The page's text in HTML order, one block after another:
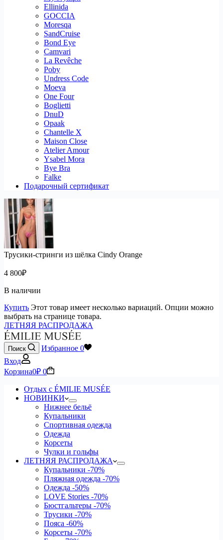
Ellinida
GOCCIA
Moresqa
SandCruise
Bond Eye
Camvari
La Revêche
Poby
Undress Code
Moeva
One Four
Boglietti
DnuD
Opaak
Chantelle X
Maison Close
Atelier Amour
Ysabel Mora
Bye Bra
Falke
Подарочный сертификат
Трусики-стринги из шёлка Cindy Orange
4 800₽
В наличии
Купить Этот товар имеет несколько вариаций. Опции можно
выбрать на странице товара.
ЛЕТНЯЯ РАСПРОДАЖА
Поиск Избранное 0
Вход
Корзина0₽ 0
Отдых с ÉMILIE MUSÉE
НОВИНКИ
Нижнее бельё
Купальники
Спортивная одежда
Одежда
Корсеты
Чулки и гольфы
ЛЕТНЯЯ РАСПРОДАЖА
Купальники -70%
Пляжная одежда -70%
Одежда -50%
LOVE Stories -70%
Бюстгальтеры -70%
Трусики -70%
Пояса -60%
Корсеты -70%